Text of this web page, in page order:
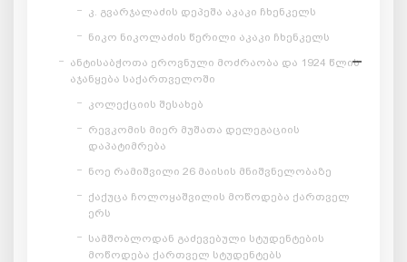
კ. გვარჯალაძის დეპეშა აკაკი ჩხენკელს
ნიკო ნიკოლაძის წერილი აკაკი ჩხენკელს
ანტისაბჭოთა ეროვნული მოძრაობა და 1924 წლის
აჯანყება საქართველოში
კოლექციის შესახებ
რევკომის მიერ მუშათა დელეგაციის
დაპატიმრება
ნოე რამიშვილი 26 მაისის მნიშვნელობაზე
ქაქუცა ჩოლოყაშვილის მოწოდება ქართველ
ერს
სამშობლოდან გაძევებული სტუდენტების
მოწოდება ქართველ სტუდენტებს